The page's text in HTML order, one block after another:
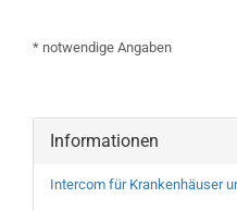
* notwendige Angaben
Informationen
Intercom für Krankenhäuser